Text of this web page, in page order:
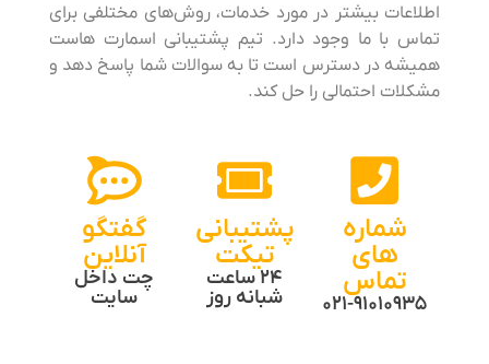
بیشتر در مورد خدمات، روش‌های مختلفی برای
با ما وجود دارد. تیم پشتیبانی اسمارت هاست
در دسترس است تا به سوالات شما پاسخ دهد و
احتمالی را حل کند.
شماره
تماس
021-91010935
پشتیبانی
تیکت
24 ساعت
شبانه روز
گفتگو
آنلاین
چت داخل
سایت